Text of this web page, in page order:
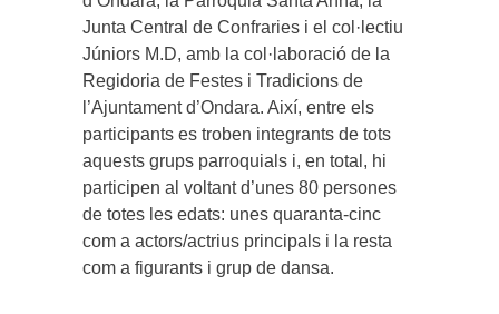
Junta Central de Confraries i el col·lectiu
Júniors M.D, amb la col·laboració de la
Regidoria de Festes i Tradicions de
l’Ajuntament d’Ondara. Així, entre els
participants es troben integrants de tots
aquests grups parroquials i, en total, hi
participen al voltant d’unes 80 persones
de totes les edats: unes quaranta-cinc
com a actors/actrius principals i la resta
com a figurants i grup de dansa.